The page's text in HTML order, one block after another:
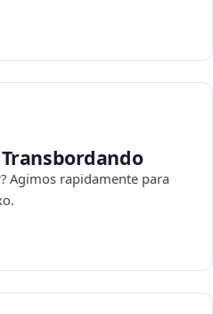
Agimos rapidamente para